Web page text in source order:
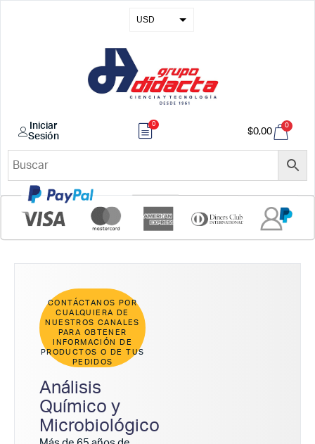
USD
GBP
COP
Iniciar
Sesión
0
$0,00
0
CONTÁCTANOS POR
CUALQUIERA DE
NUESTROS CANALES
PARA OBTENER
INFORMACIÓN DE
PRODUCTOS O DE TUS
PEDIDOS
Análisis
Químico y
Microbiológico